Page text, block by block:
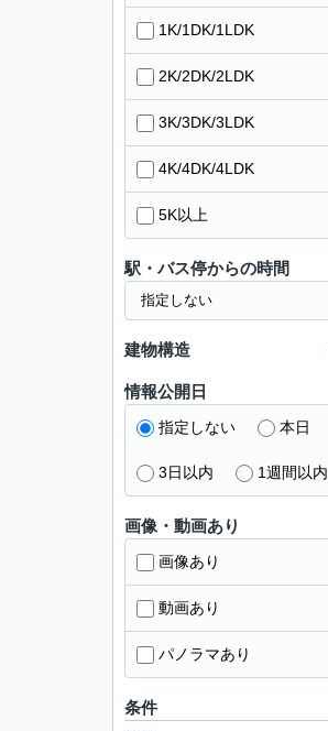
1K/1DK/1LDK
2K/2DK/2LDK
3K/3DK/3LDK
4K/4DK/4LDK
5K以上
駅・バス停からの時間
建物構造
情報公開日
指定しない 本日
3日以内 1週間以内
画像・動画あり
画像あり
動画あり
パノラマあり
条件